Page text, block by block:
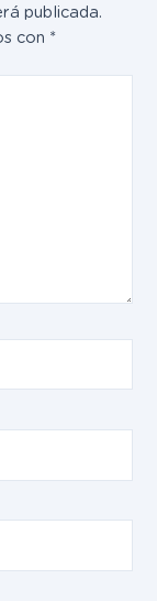
publicada.
con *